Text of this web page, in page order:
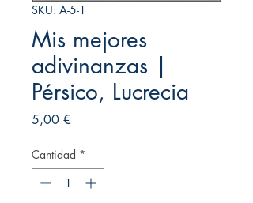
SKU: A-5-1
Mis mejores
adivinanzas |
Pérsico, Lucrecia
5,00 €
Cantidad *